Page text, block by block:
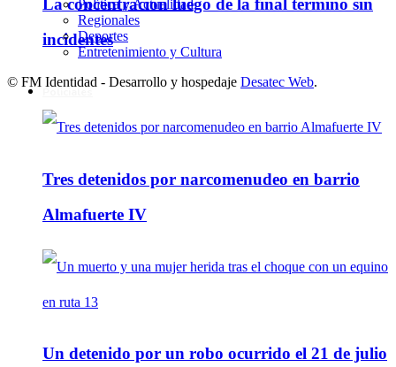
incidentes
Tres detenidos por narcomenudeo en barrio
Almafuerte IV
Un detenido por un robo ocurrido el 21 de julio
Política y Actualidad
Regionales
Deportes
Entretenimiento y Cultura
© FM Identidad - Desarrollo y hospedaje Desatec Web.